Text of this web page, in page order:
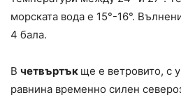
морската вода е 15°-16°.
4 бала.
В четвъртък ще е ветровито, с
равнина временно силен